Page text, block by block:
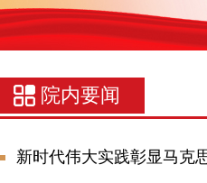
院内要闻
新时代伟大实践彰显马克